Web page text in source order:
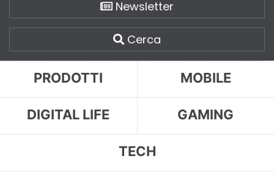
Newsletter
Cerca
PRODOTTI MOBILE
DIGITAL LIFE GAMING
TECH